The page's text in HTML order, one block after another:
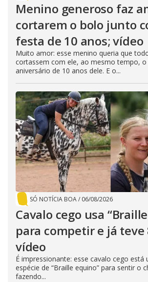
Menino generoso faz
cortarem o bolo junto
festa de 10 anos; vídeo
Muito amor: esse menino queria que
cortassem com ele, ao mesmo tempo, o
aniversário de 10 anos dele. E o...
SÓ NOTÍCIA BOA/ 06/08/2026
Cavalo cego usa
para competir e já teve
vídeo
É impressionante: esse cavalo cego está
espécie de “Braille equino” para sentir o
fazendo...